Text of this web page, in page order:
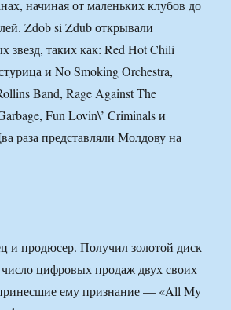
начиная от маленьких клубов до
Zdob si Zdub открывали
звезд, таких как: Red Hot Chili
и No Smoking Orchestra,
Band, Rage Against The
Fun Lovin\’ Criminals и
раза представляли Молдову на
и продюсер. Получил золотой диск
число цифровых продаж двух своих
ему признание — «All My